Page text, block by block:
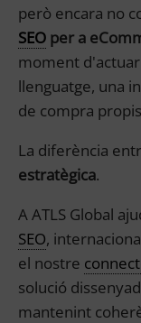
però encara no
SEO per a
moment d'actuar
llenguatge, una
de compra
La diferència
estratègica.
A ATLS Global
SEO,
el nostre
solució
mantenint